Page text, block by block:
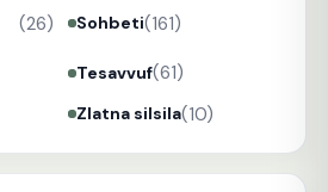
(26) Sohbeti(161)
Tesavvuf(61)
Zlatna silsila(10)